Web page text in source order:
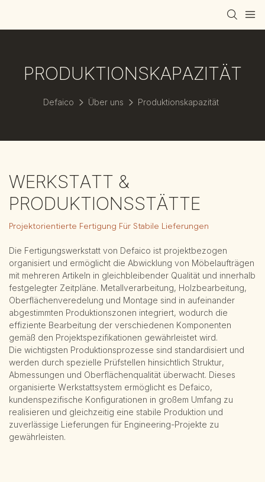
PRODUKTIONSKAPAZITÄT
Defaico Über uns Produktionskapazität
WERKSTATT &
PRODUKTIONSSTÄTTE
Projektorientierte Fertigung Für Stabile Lieferungen
Die Fertigungswerkstatt von Defaico ist projektbezogen
organisiert und ermöglicht die Abwicklung von Möbelaufträgen
mit mehreren Artikeln in gleichbleibender Qualität und innerhalb
festgelegter Zeitpläne. Metallverarbeitung, Holzbearbeitung,
Oberflächenveredelung und Montage sind in aufeinander
abgestimmten Produktionszonen integriert, wodurch die
effiziente Bearbeitung der verschiedenen Komponenten
gemäß den Projektspezifikationen gewährleistet wird.
Die wichtigsten Produktionsprozesse sind standardisiert und
werden durch spezielle Prüfstellen hinsichtlich Struktur,
Abmessungen und Oberflächenqualität überwacht. Dieses
organisierte Werkstattsystem ermöglicht es Defaico,
kundenspezifische Konfigurationen in großem Umfang zu
realisieren und gleichzeitig eine stabile Produktion und
zuverlässige Lieferungen für Engineering-Projekte zu
gewährleisten.